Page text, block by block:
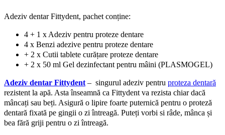
Adeziv dentar Fittydent, pachet conține:
4 + 1 x Adeziv pentru proteze dentare
4 x Benzi adezive pentru proteze dentare
+ 2 x Cutii tablete curățare proteze dentare
+ 2 x 50 ml Gel dezinfectant pentru mâini (PLASMOGEL)
Adeziv dentar Fittydent – singurul adeziv pentru proteza dentară
rezistent la apă. Asta înseamnă ca Fittydent va rezista chiar dacă
mâncați sau beți. Asigură o lipire foarte puternică pentru o proteză
dentară fixată pe gingii o zi întreagă. Puteți vorbi si râde, mânca și
bea fără griji pentru o zi întreagă.